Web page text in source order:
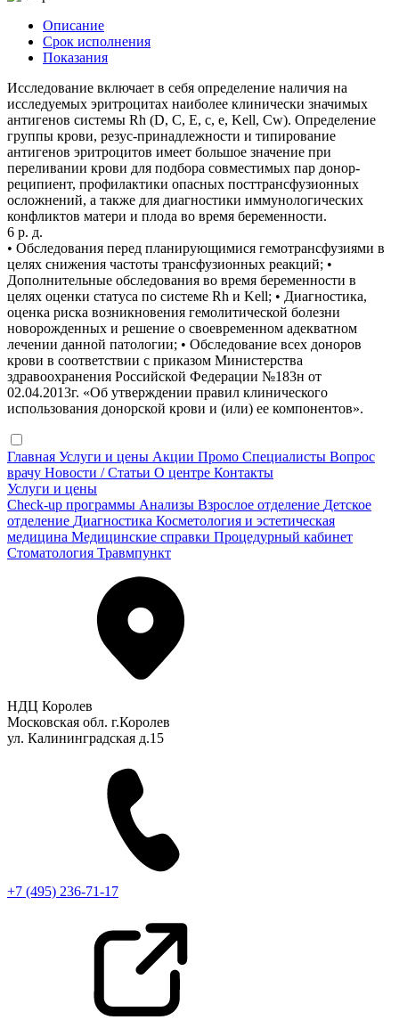
Описание
Срок исполнения
Показания
Исследование включает в себя определение наличия на
исследуемых эритроцитах наиболее клинически значимых
антигенов системы Rh (D, C, E, c, e, Kell, Cw). Определение
группы крови, резус-принадлежности и типирование
антигенов эритроцитов имеет большое значение при
переливании крови для подбора совместимых пар донор-
реципиент, профилактики опасных посттрансфузионных
осложнений, а также для диагностики иммунологических
конфликтов матери и плода во время беременности.
6 р. д.
• Обследования перед планирующимися гемотрансфузиями в
целях снижения частоты трансфузионных реакций; •
Дополнительные обследования во время беременности в
целях оценки статуса по системе Rh и Kell; • Диагностика,
оценка риска возникновения гемолитической болезни
новорожденных и решение о своевременном адекватном
лечении данной патологии; • Обследование всех доноров
крови в соответствии с приказом Министерства
здравоохранения Российской Федерации №183н от
02.04.2013г. «Об утверждении правил клинического
использования донорской крови и (или) ее компонентов».
Главная Услуги и цены Акции Промо Специалисты Вопрос
врачу Новости / Статьи О центре Контакты
Услуги и цены
Check-up программы Анализы Взрослое отделение Детское
отделение Диагностика Косметология и эстетическая
медицина Медицинские справки Процедурный кабинет
Стоматология Травмпункт
НДЦ Королев
Московская обл. г.Королев
ул. Калининградская д.15
+7 (495) 236-71-17